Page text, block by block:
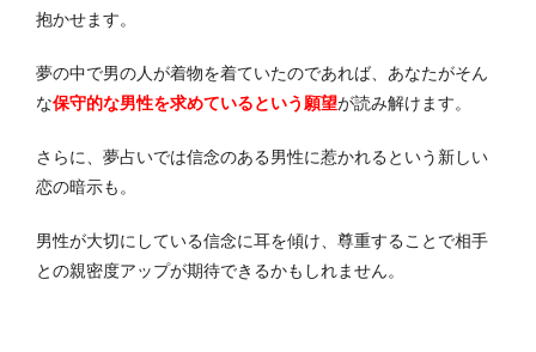
抱かせます。
夢の中で男の人が着物を着ていたのであれば、あなたがそん
な保守的な男性を求めているという願望が読み解けます。
さらに、夢占いでは信念のある男性に惹かれるという新しい
恋の暗示も。
男性が大切にしている信念に耳を傾け、尊重することで相手
との親密度アップが期待できるかもしれません。